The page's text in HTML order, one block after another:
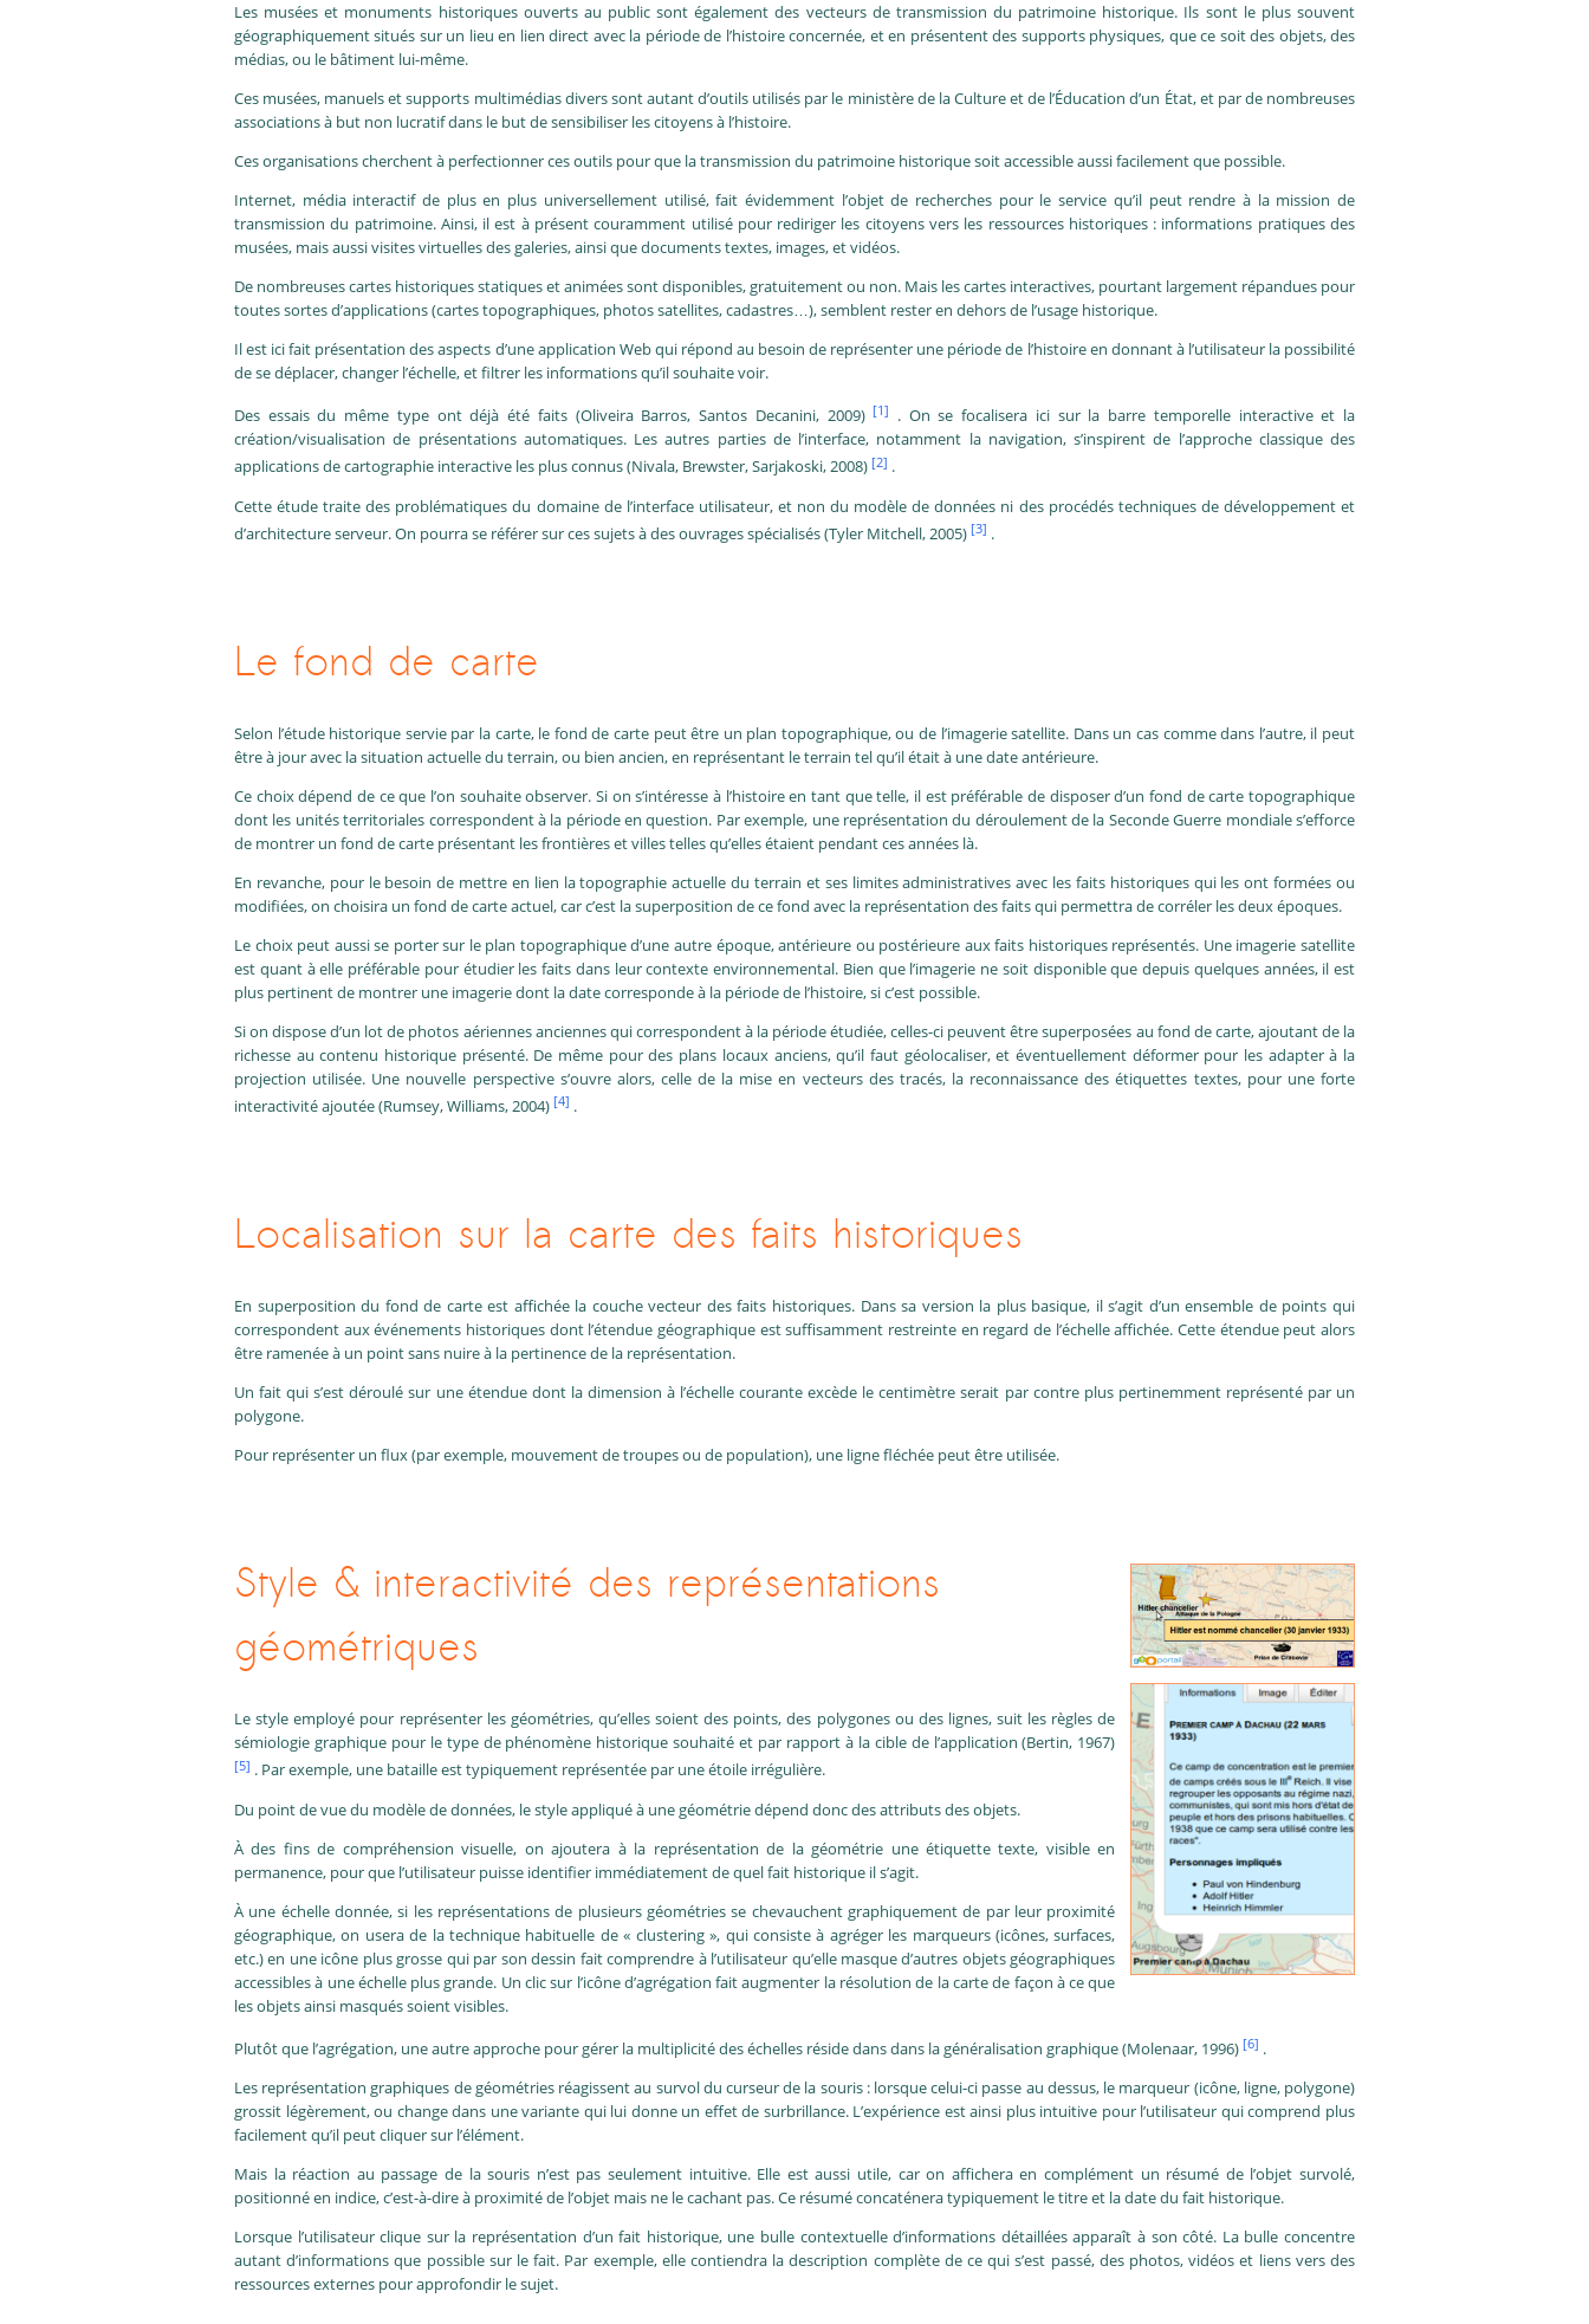
Les musées et monuments historiques ouverts au public sont également des vecteurs de transmission du patrimoine historique. Ils sont le plus souvent
géographiquement situés sur un lieu en lien direct avec la période de l’histoire concernée, et en présentent des supports physiques, que ce soit des objets, des
médias, ou le bâtiment lui-même.
Ces musées, manuels et supports multimédias divers sont autant d’outils utilisés par le ministère de la Culture et de l’Éducation d’un État, et par de nombreuses
associations à but non lucratif dans le but de sensibiliser les citoyens à l’histoire.
Ces organisations cherchent à perfectionner ces outils pour que la transmission du patrimoine historique soit accessible aussi facilement que possible.
Internet, média interactif de plus en plus universellement utilisé, fait évidemment l’objet de recherches pour le service qu’il peut rendre à la mission de
transmission du patrimoine. Ainsi, il est à présent couramment utilisé pour rediriger les citoyens vers les ressources historiques : informations pratiques des
musées, mais aussi visites virtuelles des galeries, ainsi que documents textes, images, et vidéos.
De nombreuses cartes historiques statiques et animées sont disponibles, gratuitement ou non. Mais les cartes interactives, pourtant largement répandues pour
toutes sortes d’applications (cartes topographiques, photos satellites, cadastres…), semblent rester en dehors de l’usage historique.
Il est ici fait présentation des aspects d’une application Web qui répond au besoin de représenter une période de l’histoire en donnant à l’utilisateur la possibilité
de se déplacer, changer l’échelle, et filtrer les informations qu’il souhaite voir.
Des essais du même type ont déjà été faits (Oliveira Barros, Santos Decanini, 2009) [1] . On se focalisera ici sur la barre temporelle interactive et la
création/visualisation de présentations automatiques. Les autres parties de l’interface, notamment la navigation, s’inspirent de l’approche classique des
applications de cartographie interactive les plus connus (Nivala, Brewster, Sarjakoski, 2008) [2] .
Cette étude traite des problématiques du domaine de l’interface utilisateur, et non du modèle de données ni des procédés techniques de développement et
d’architecture serveur. On pourra se référer sur ces sujets à des ouvrages spécialisés (Tyler Mitchell, 2005) [3] .
Le fond de carte
Selon l’étude historique servie par la carte, le fond de carte peut être un plan topographique, ou de l’imagerie satellite. Dans un cas comme dans l’autre, il peut
être à jour avec la situation actuelle du terrain, ou bien ancien, en représentant le terrain tel qu’il était à une date antérieure.
Ce choix dépend de ce que l’on souhaite observer. Si on s’intéresse à l’histoire en tant que telle, il est préférable de disposer d’un fond de carte topographique
dont les unités territoriales correspondent à la période en question. Par exemple, une représentation du déroulement de la Seconde Guerre mondiale s’efforce
de montrer un fond de carte présentant les frontières et villes telles qu’elles étaient pendant ces années là.
En revanche, pour le besoin de mettre en lien la topographie actuelle du terrain et ses limites administratives avec les faits historiques qui les ont formées ou
modifiées, on choisira un fond de carte actuel, car c’est la superposition de ce fond avec la représentation des faits qui permettra de corréler les deux époques.
Le choix peut aussi se porter sur le plan topographique d’une autre époque, antérieure ou postérieure aux faits historiques représentés. Une imagerie satellite
est quant à elle préférable pour étudier les faits dans leur contexte environnemental. Bien que l’imagerie ne soit disponible que depuis quelques années, il est
plus pertinent de montrer une imagerie dont la date corresponde à la période de l’histoire, si c’est possible.
Si on dispose d’un lot de photos aériennes anciennes qui correspondent à la période étudiée, celles-ci peuvent être superposées au fond de carte, ajoutant de la
richesse au contenu historique présenté. De même pour des plans locaux anciens, qu’il faut géolocaliser, et éventuellement déformer pour les adapter à la
projection utilisée. Une nouvelle perspective s’ouvre alors, celle de la mise en vecteurs des tracés, la reconnaissance des étiquettes textes, pour une forte
interactivité ajoutée (Rumsey, Williams, 2004) [4] .
Localisation sur la carte des faits historiques
En superposition du fond de carte est affichée la couche vecteur des faits historiques. Dans sa version la plus basique, il s’agit d’un ensemble de points qui
correspondent aux événements historiques dont l’étendue géographique est suffisamment restreinte en regard de l’échelle affichée. Cette étendue peut alors
être ramenée à un point sans nuire à la pertinence de la représentation.
Un fait qui s’est déroulé sur une étendue dont la dimension à l’échelle courante excède le centimètre serait par contre plus pertinemment représenté par un
polygone.
Pour représenter un flux (par exemple, mouvement de troupes ou de population), une ligne fléchée peut être utilisée.
Style & interactivité des représentations
géométriques
Le style employé pour représenter les géométries, qu’elles soient des points, des polygones ou des lignes, suit les règles de
sémiologie graphique pour le type de phénomène historique souhaité et par rapport à la cible de l’application (Bertin, 1967)
[5] . Par exemple, une bataille est typiquement représentée par une étoile irrégulière.
Du point de vue du modèle de données, le style appliqué à une géométrie dépend donc des attributs des objets.
À des fins de compréhension visuelle, on ajoutera à la représentation de la géométrie une étiquette texte, visible en
permanence, pour que l’utilisateur puisse identifier immédiatement de quel fait historique il s’agit.
À une échelle donnée, si les représentations de plusieurs géométries se chevauchent graphiquement de par leur proximité
géographique, on usera de la technique habituelle de « clustering », qui consiste à agréger les marqueurs (icônes, surfaces,
etc.) en une icône plus grosse qui par son dessin fait comprendre à l’utilisateur qu’elle masque d’autres objets géographiques
accessibles à une échelle plus grande. Un clic sur l’icône d’agrégation fait augmenter la résolution de la carte de façon à ce que
les objets ainsi masqués soient visibles.
Plutôt que l’agrégation, une autre approche pour gérer la multiplicité des échelles réside dans dans la généralisation graphique (Molenaar, 1996) [6] .
Les représentation graphiques de géométries réagissent au survol du curseur de la souris : lorsque celui-ci passe au dessus, le marqueur (icône, ligne, polygone)
grossit légèrement, ou change dans une variante qui lui donne un effet de surbrillance. L’expérience est ainsi plus intuitive pour l’utilisateur qui comprend plus
facilement qu’il peut cliquer sur l’élément.
Mais la réaction au passage de la souris n’est pas seulement intuitive. Elle est aussi utile, car on affichera en complément un résumé de l’objet survolé,
positionné en indice, c’est-à-dire à proximité de l’objet mais ne le cachant pas. Ce résumé concaténera typiquement le titre et la date du fait historique.
Lorsque l’utilisateur clique sur la représentation d’un fait historique, une bulle contextuelle d’informations détaillées apparaît à son côté. La bulle concentre
autant d’informations que possible sur le fait. Par exemple, elle contiendra la description complète de ce qui s’est passé, des photos, vidéos et liens vers des
ressources externes pour approfondir le sujet.